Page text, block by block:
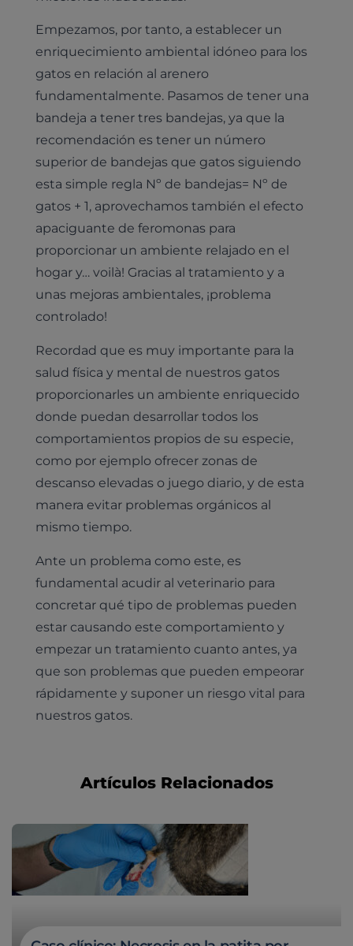
Diagnóstico veterinario por imagen
Laboratorio veterinario propio
Ecografía
Pruebas cropológicas
Identificación con microchip y pasaporte
Desparasitación
Esterilización
Vacunación
Medicina general
Odontología
Traumatología
Urología y nefrología
Planes de salud para gatos
Todos los planes de salud
¿Quiénes somos?
Comité de expertos veterinarios
Trabaja en Clinicanimal
Empezamos, por tanto, a establecer un
enriquecimiento ambiental idóneo para los
gatos en relación al arenero
fundamentalmente. Pasamos de tener una
bandeja a tener tres bandejas, ya que la
recomendación es tener un número
superior de bandejas que gatos siguiendo
esta simple regla Nº de bandejas= Nº de
gatos + 1, aprovechamos también el efecto
apaciguante de feromonas para
proporcionar un ambiente relajado en el
hogar y… voilà! Gracias al tratamiento y a
unas mejoras ambientales, ¡problema
controlado!
Recordad que es muy importante para la
salud física y mental de nuestros gatos
proporcionarles un ambiente enriquecido
donde puedan desarrollar todos los
comportamientos propios de su especie,
como por ejemplo ofrecer zonas de
descanso elevadas o juego diario, y de esta
manera evitar problemas orgánicos al
mismo tiempo.
Ante un problema como este, es
fundamental acudir al veterinario para
concretar qué tipo de problemas pueden
estar causando este comportamiento y
empezar un tratamiento cuanto antes, ya
que son problemas que pueden empeorar
rápidamente y suponer un riesgo vital para
nuestros gatos.
Artículos Relacionados